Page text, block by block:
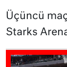
Üçüncü
Starks